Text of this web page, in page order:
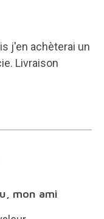
j'en achèterai un
Livraison
mon ami